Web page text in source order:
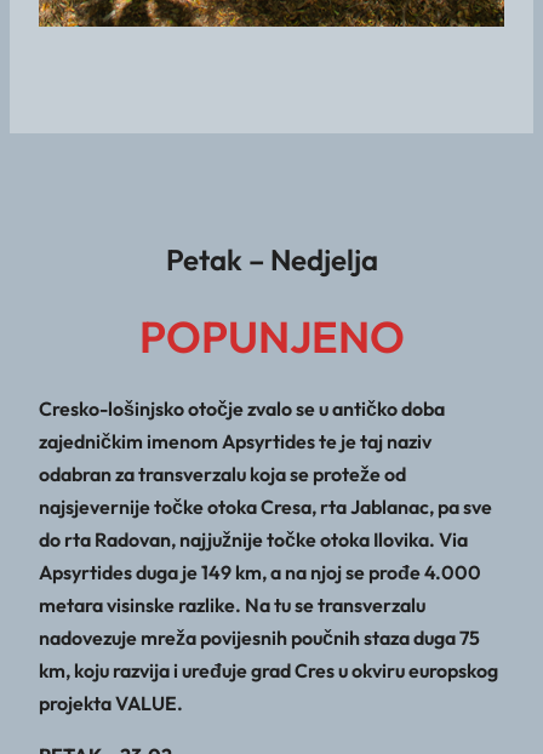
Petak – Nedjelja
POPUNJENO
Cresko-lošinjsko otočje zvalo se u antičko doba
zajedničkim imenom Apsyrtides te je taj naziv
odabran za transverzalu koja se proteže od
najsjevernije točke otoka Cresa, rta Jablanac, pa sve
do rta Radovan, najjužnije točke otoka Ilovika. Via
Apsyrtides duga je 149 km, a na njoj se prođe 4.000
metara visinske razlike. Na tu se transverzalu
nadovezuje mreža povijesnih poučnih staza duga 75
km, koju razvija i uređuje grad Cres u okviru europskog
projekta VALUE.